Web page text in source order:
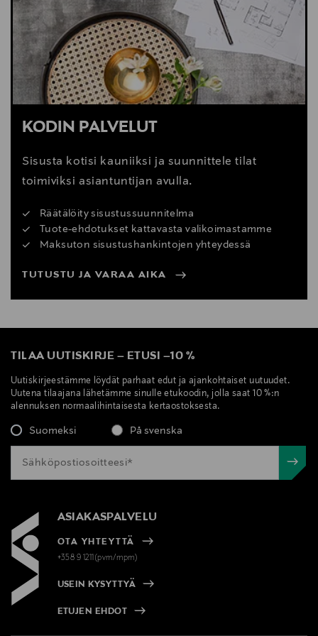
quality@kartell.it
KODIN PALVELUT
Sisusta kotisi kauniiksi ja suunnittele tilat
toimiviksi asiantuntijan avulla.
Räätälöity sisustussuunnitelma
Tuote-ehdotukset kattavasta valikoimastamme
Maksuton sisustushankintojen yhteydessä
TUTUSTU JA VARAA AIKA
TILAA UUTISKIRJE – ETUSI –10 %
Uutiskirjeestämme löydät parhaat edut ja ajankohtaiset uutuudet.
Uutena tilaajana lähetämme sinulle etukoodin, jolla saat 10 %:n
alennuksen normaalihintaisesta kertaostoksesta.
Suomeksi På svenska
ASIAKASPALVELU
OTA YHTEYTTÄ
+358 9 1211(pvm/mpm)
USEIN KYSYTTYÄ
ETUJEN EHDOT